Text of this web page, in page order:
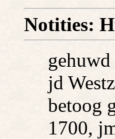
Notities:
jd
betoog
1700,